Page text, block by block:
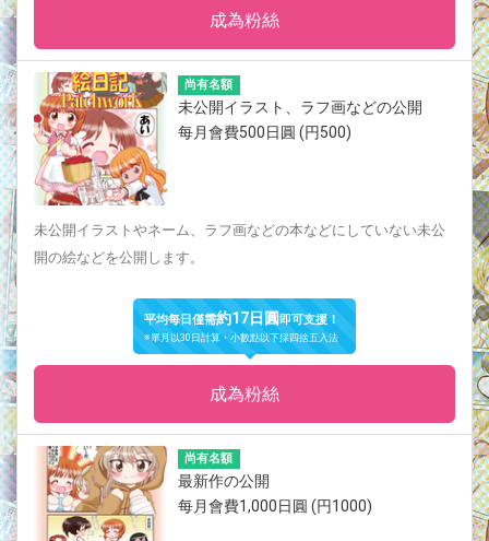
成為粉絲
尚有名額
未公開イラスト、ラフ画などの公開
每月會費500日圓 (円500)
未公開イラストやネーム、ラフ画などの本などにしていない未公
開の絵などを公開します。
平均每日僅需約17日圓即可支援！
※單月以30日計算・小數點以下採四捨五入法
成為粉絲
尚有名額
最新作の公開
每月會費1,000日圓 (円1000)